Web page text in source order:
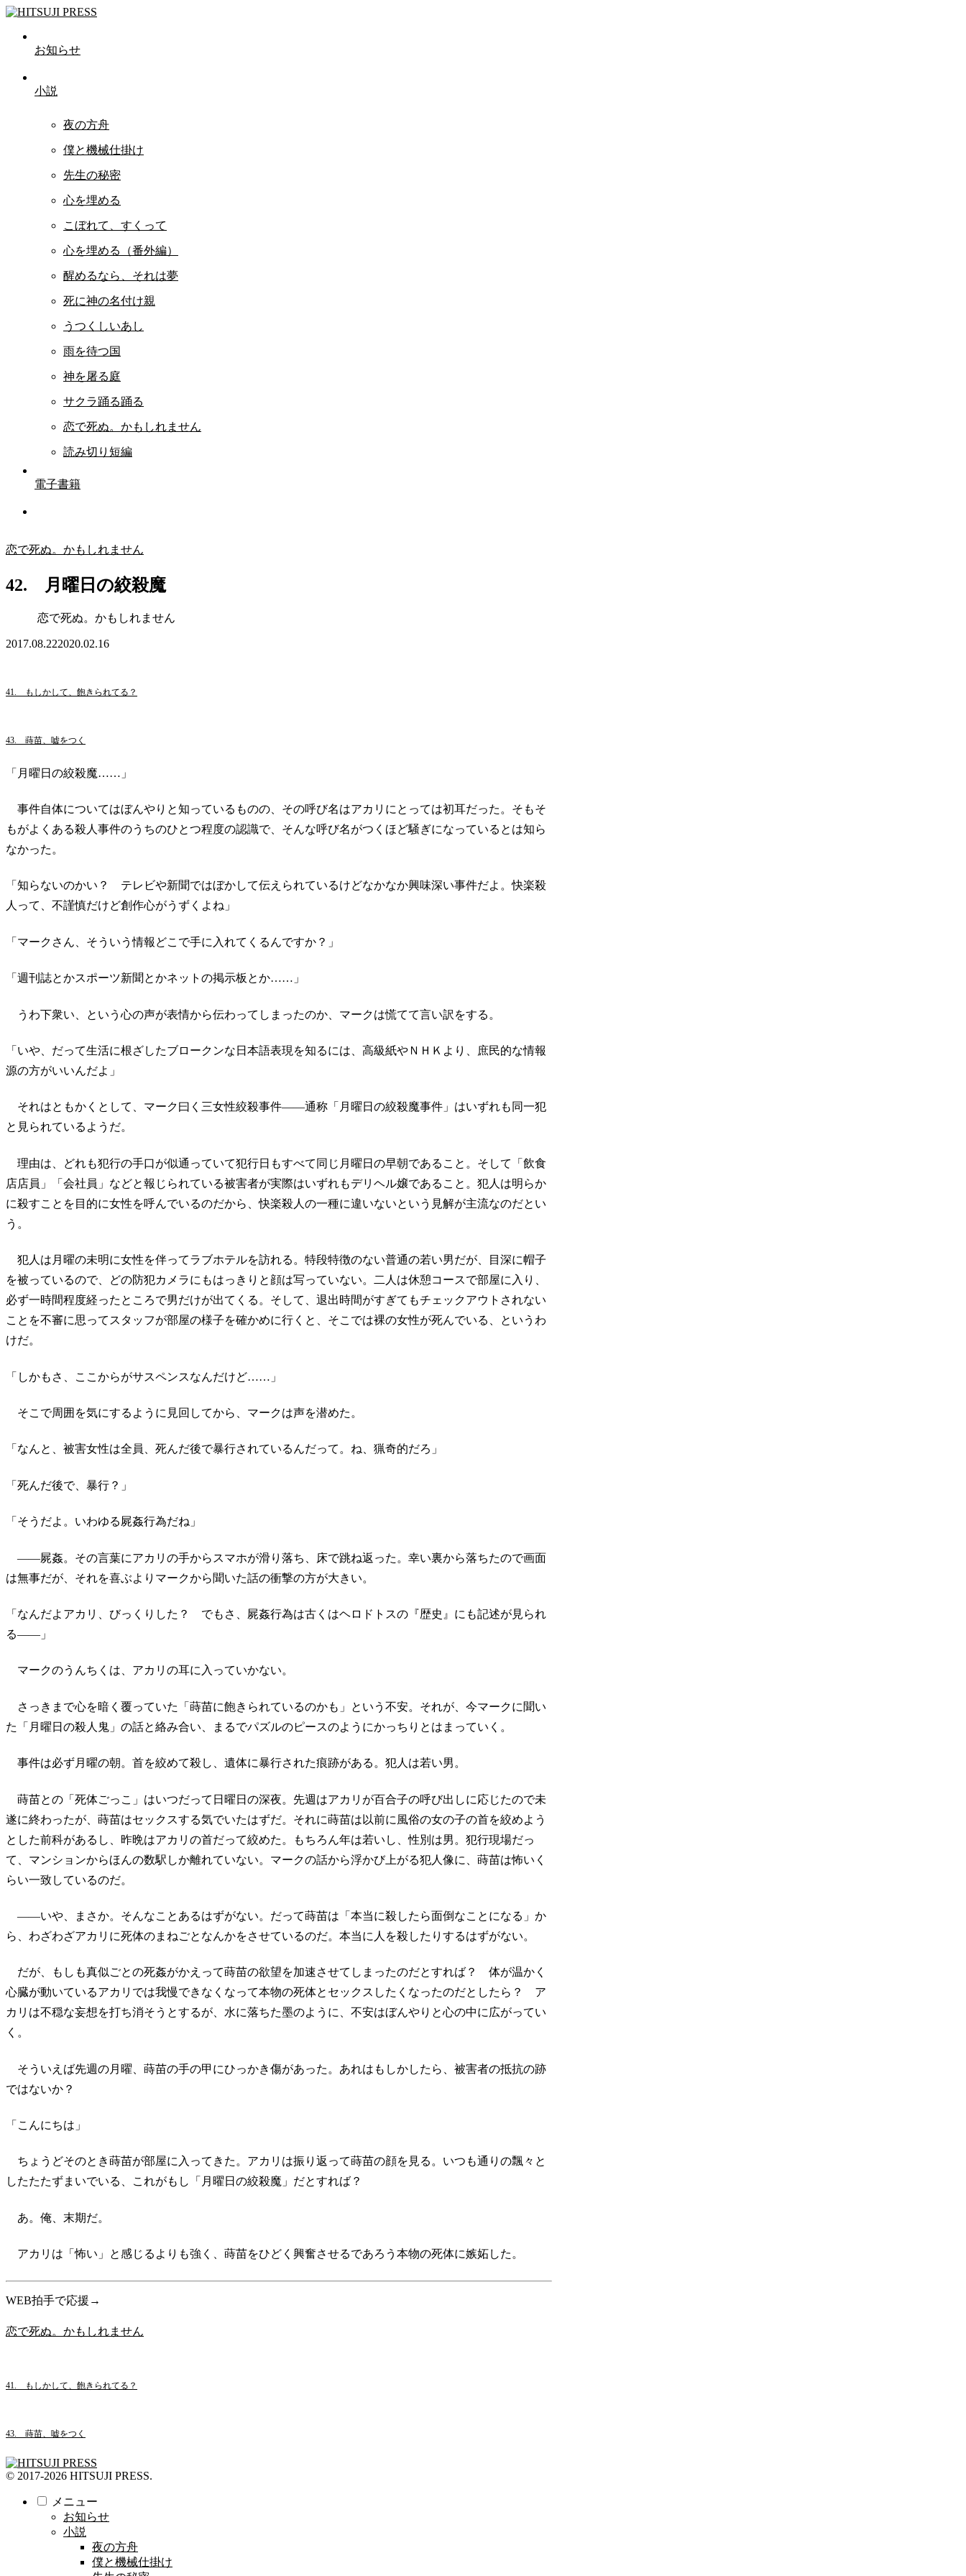
お知らせ
小説
夜の方舟
僕と機械仕掛け
先生の秘密
心を埋める
こぼれて、すくって
心を埋める（番外編）
醒めるなら、それは夢
死に神の名付け親
うつくしいあし
雨を待つ国
神を屠る庭
サクラ踊る踊る
恋で死ぬ。かもしれません
読み切り短編
電子書籍
恋で死ぬ。かもしれません
42. 月曜日の絞殺魔
恋で死ぬ。かもしれません
2017.08.222020.02.16
41. もしかして、飽きられてる？
43. 蒔苗、嘘をつく
「月曜日の絞殺魔……」
事件自体についてはぼんやりと知っているものの、その呼び名はアカリにとっては初耳だった。そもそ
もがよくある殺人事件のうちのひとつ程度の認識で、そんな呼び名がつくほど騒ぎになっているとは知ら
なかった。
「知らないのかい？ テレビや新聞ではぼかして伝えられているけどなかなか興味深い事件だよ。快楽殺
人って、不謹慎だけど創作心がうずくよね」
「マークさん、そういう情報どこで手に入れてくるんですか？」
「週刊誌とかスポーツ新聞とかネットの掲示板とか……」
うわ下衆い、という心の声が表情から伝わってしまったのか、マークは慌てて言い訳をする。
「いや、だって生活に根ざしたブロークンな日本語表現を知るには、高級紙やＮＨＫより、庶民的な情報
源の方がいいんだよ」
それはともかくとして、マーク曰く三女性絞殺事件――通称「月曜日の絞殺魔事件」はいずれも同一犯
と見られているようだ。
理由は、どれも犯行の手口が似通っていて犯行日もすべて同じ月曜日の早朝であること。そして「飲食
店店員」「会社員」などと報じられている被害者が実際はいずれもデリヘル嬢であること。犯人は明らか
に殺すことを目的に女性を呼んでいるのだから、快楽殺人の一種に違いないという見解が主流なのだとい
う。
犯人は月曜の未明に女性を伴ってラブホテルを訪れる。特段特徴のない普通の若い男だが、目深に帽子
を被っているので、どの防犯カメラにもはっきりと顔は写っていない。二人は休憩コースで部屋に入り、
必ず一時間程度経ったところで男だけが出てくる。そして、退出時間がすぎてもチェックアウトされない
ことを不審に思ってスタッフが部屋の様子を確かめに行くと、そこでは裸の女性が死んでいる、というわ
けだ。
「しかもさ、ここからがサスペンスなんだけど……」
そこで周囲を気にするように見回してから、マークは声を潜めた。
「なんと、被害女性は全員、死んだ後で暴行されているんだって。ね、猟奇的だろ」
「死んだ後で、暴行？」
「そうだよ。いわゆる屍姦行為だね」
――屍姦。その言葉にアカリの手からスマホが滑り落ち、床で跳ね返った。幸い裏から落ちたので画面
は無事だが、それを喜ぶよりマークから聞いた話の衝撃の方が大きい。
「なんだよアカリ、びっくりした？ でもさ、屍姦行為は古くはヘロドトスの『歴史』にも記述が見られ
る――」
マークのうんちくは、アカリの耳に入っていかない。
さっきまで心を暗く覆っていた「蒔苗に飽きられているのかも」という不安。それが、今マークに聞い
た「月曜日の殺人鬼」の話と絡み合い、まるでパズルのピースのようにかっちりとはまっていく。
事件は必ず月曜の朝。首を絞めて殺し、遺体に暴行された痕跡がある。犯人は若い男。
蒔苗との「死体ごっこ」はいつだって日曜日の深夜。先週はアカリが百合子の呼び出しに応じたので未
遂に終わったが、蒔苗はセックスする気でいたはずだ。それに蒔苗は以前に風俗の女の子の首を絞めよう
とした前科があるし、昨晩はアカリの首だって絞めた。もちろん年は若いし、性別は男。犯行現場だっ
て、マンションからほんの数駅しか離れていない。マークの話から浮かび上がる犯人像に、蒔苗は怖いく
らい一致しているのだ。
――いや、まさか。そんなことあるはずがない。だって蒔苗は「本当に殺したら面倒なことになる」か
ら、わざわざアカリに死体のまねごとなんかをさせているのだ。本当に人を殺したりするはずがない。
だが、もしも真似ごとの死姦がかえって蒔苗の欲望を加速させてしまったのだとすれば？ 体が温かく
心臓が動いているアカリでは我慢できなくなって本物の死体とセックスしたくなったのだとしたら？ ア
カリは不穏な妄想を打ち消そうとするが、水に落ちた墨のように、不安はぼんやりと心の中に広がってい
く。
そういえば先週の月曜、蒔苗の手の甲にひっかき傷があった。あれはもしかしたら、被害者の抵抗の跡
ではないか？
「こんにちは」
ちょうどそのとき蒔苗が部屋に入ってきた。アカリは振り返って蒔苗の顔を見る。いつも通りの飄々と
したたたずまいでいる、これがもし「月曜日の絞殺魔」だとすれば？
あ。俺、末期だ。
アカリは「怖い」と感じるよりも強く、蒔苗をひどく興奮させるであろう本物の死体に嫉妬した。
WEB拍手で応援→
恋で死ぬ。かもしれません
41. もしかして、飽きられてる？
43. 蒔苗、嘘をつく
© 2017-2026 HITSUJI PRESS.
メニュー
お知らせ
小説
夜の方舟
僕と機械仕掛け